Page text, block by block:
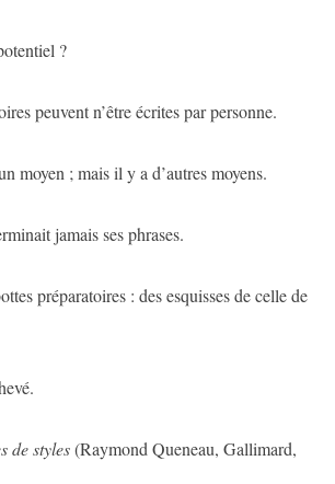
?
peuvent n’être écrites par personne.
moyen ; mais il y a d’autres moyens.
jamais ses phrases.
préparatoires : des esquisses de celle de
de styles(Raymond Queneau, Gallimard,